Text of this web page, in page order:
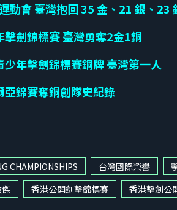
動會 臺灣抱回 35 金、21 銀、23
擊劍錦標賽 臺灣勇奪2金1銅
少年擊劍錦標賽銅牌 臺灣第一人
亞錦賽奪銅創隊史紀錄
CHAMPIONSHIPS 台灣國際榮譽
香港公開劍擊錦標賽 香港擊劍公